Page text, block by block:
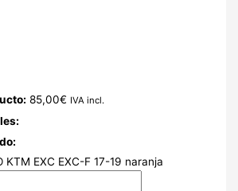
85,00€ IVA incl.
KTM EXC EXC-F 17-19 naranja